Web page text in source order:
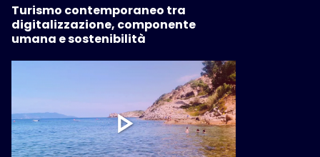
Turismo contemporaneo tra
digitalizzazione, componente
umana e sostenibilità